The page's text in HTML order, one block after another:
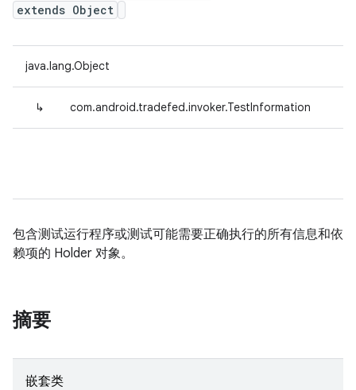
extends Object
java.lang.Object
↳ com.android.tradefed.invoker.TestInformation
包含测试运行程序或测试可能需要正确执行的所有信息和依
赖项的 Holder 对象。
摘要
嵌套类